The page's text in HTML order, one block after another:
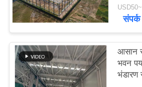
साइटमैप
गोपनीयता
नीति
संपर्क
आसान
भवन
भंडारण